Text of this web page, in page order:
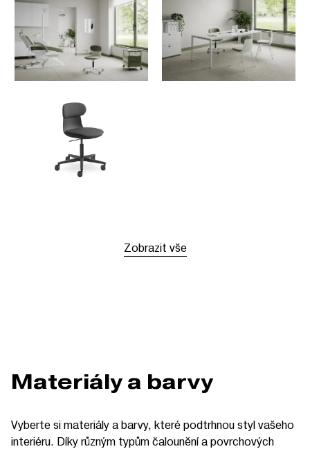
Zobrazit vše
Materiály a barvy
Vyberte si materiály a barvy, které podtrhnou styl vašeho
interiéru. Díky různým typům čalounění a povrchových